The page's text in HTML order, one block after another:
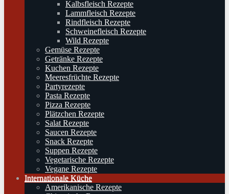
Kalbsfleisch Rezepte
Lammfleisch Rezepte
Rindfleisch Rezepte
Schweinefleisch Rezepte
Wild Rezepte
Gemüse Rezepte
Getränke Rezepte
Kuchen Rezepte
Meeresfrüchte Rezepte
Partyrezepte
Pasta Rezepte
Pizza Rezepte
Plätzchen Rezepte
Salat Rezepte
Saucen Rezepte
Snack Rezepte
Suppen Rezepte
Vegetarische Rezepte
Vegane Rezepte
Internationale Küche
Amerikanische Rezepte